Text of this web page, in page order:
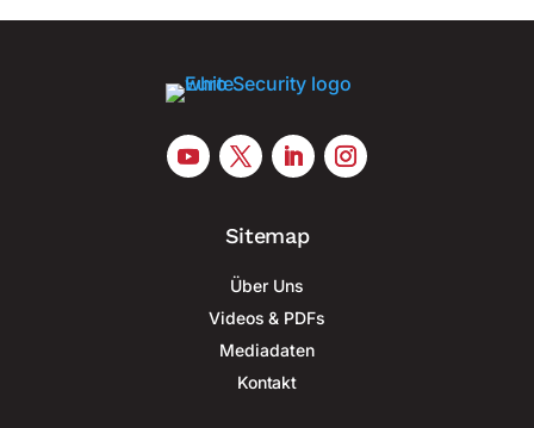
Sitemap
Über Uns
Videos & PDFs
Mediadaten
Kontakt